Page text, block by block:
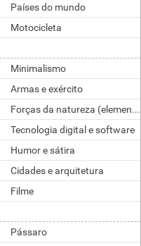
Países do mundo
Motocicleta
Minimalismo
Armas e exército
Forças da natureza (elementos)
Tecnologia digital e software
Humor e sátira
Cidades e arquitetura
Filme
Pássaro